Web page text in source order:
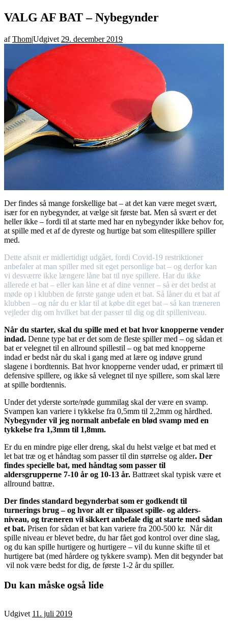
VALG AF BAT – Nybegynder
afThom|Udgivet 29. december 2019
Der findes så mange forskellige bat – at det kan være meget svært,
især for en nybegynder, at vælge sit første bat. Men så svært er det
heller ikke – fordi til at starte med har en nybegynder ikke behov for,
at spille med et af de dyreste og hurtige bat som elitespillere spiller
med.
Dette afsnit er midlertidigt udgået, fordi Covid-19 restriktioner
anbefaler at man spiller med sit eget personlige bat – og derfor kan
vi desværre ikke længere låne bat til nye spillere. Har du ikke
allerede et bat – eller kan låne et af dine venner – så er det bedst at
møde op i klubben de første gange uden et bat. Så låner du et bat af
klubben – og når du er klar til at købe dit eget bat – så kan træneren
vejleder dig om hvilket bat der passer til dig og dit spilleniveau.
Når du starter, skal du spille med et bat hvor knopperne vender
indad. Denne type bat er det som de fleste spiller med – og sådan et
bat er velegnet til en allround spillestil – og bat med knopperne
indad er bedst når du skal i gang med at lære og indøve grund
slagene i bordtennis. Bat hvor knopperne vender udad, er primært til
defensive spillere, og ikke så velegnet til nye spillere, som skal lære
at spille bordtennis.
Under det yderste sorte/røde gummilag skal der være en svamp.
Svampen kan variere i tykkelse fra 0,5mm til 2,2mm og hårdhed.
Nybegynder vil jeg normalt anbefale en blød svamp med en
tykkelse fra 1,3mm til 1,8mm.
Er du en mindre pige eller dreng, skal du helst vælge et bat med et
let bat træ og et håndtag som passer til din størrelse og alder. Der
findes specielle bat, med håndtag som passer til
aldersgrupperne 7-10 år og 10-13 år. Battræet skal typisk være et
allround battræ.
Der findes standard begynderbat som er godkendt til
turnerings brug – og hvor alt er tilpasset spille- og alders-
niveau, og træneren vil sikkert anbefale dig at starte med sådan
et bat. Prisen for sådan et bat kan variere fra 200-500 kr. Når dit
spille niveau er blevet bedre, du har fået god kontrol over dine slag,
og du kan spille hurtigere og hurtigere – vil du kunne skifte til et
hurtigere bat (med hårdere og tykkere svamp). Men dit begynder bat
vil nok være bedst for dig, de første 1-2 år du spiller.
Du kan måske også lide
Udgivet 11. juli 2019